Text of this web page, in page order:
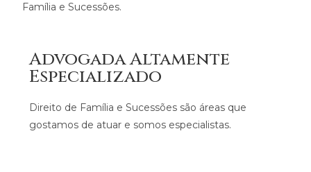
Família e Sucessões.
Advogada Altamente
Especializado
Direito de Família e Sucessões são áreas que
gostamos de atuar e somos especialistas.